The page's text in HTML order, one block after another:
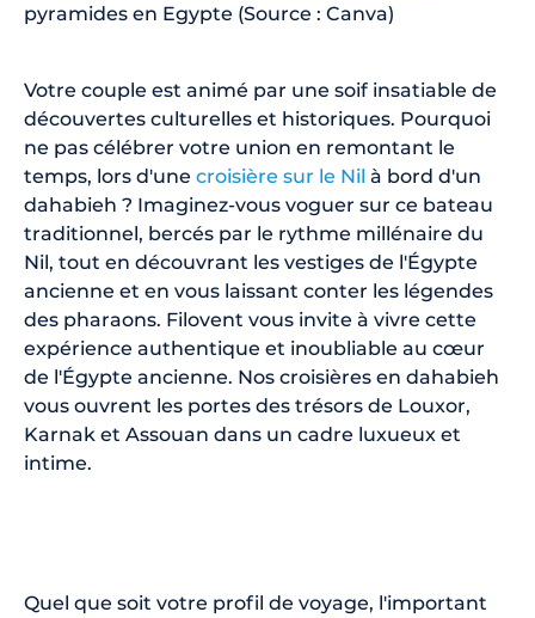
pyramides en Egypte (Source : Canva)
Votre couple est animé par une soif insatiable de
découvertes culturelles et historiques. Pourquoi
ne pas célébrer votre union en remontant le
temps, lors d'une croisière sur le Nil à bord d'un
dahabieh ? Imaginez-vous voguer sur ce bateau
traditionnel, bercés par le rythme millénaire du
Nil, tout en découvrant les vestiges de l'Égypte
ancienne et en vous laissant conter les légendes
des pharaons. Filovent vous invite à vivre cette
expérience authentique et inoubliable au cœur
de l'Égypte ancienne. Nos croisières en dahabieh
vous ouvrent les portes des trésors de Louxor,
Karnak et Assouan dans un cadre luxueux et
intime.
Quel que soit votre profil de voyage, l'important